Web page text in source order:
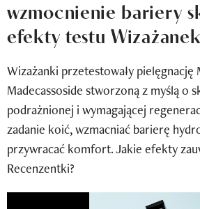
Styl życia
Nasze akcje
Inspiracje
Klub Recenzentki
Newsy
Newsletter
wzmocnienie bariery
efekty testu Wizażanek
Wizażanki przetestowały pielęgnację
Madecassoside stworzoną z myślą o
podrażnionej i wymagającej
zadanie koić, wzmacniać barierę
przywracać komfort. Jakie efekty
Recenzentki?